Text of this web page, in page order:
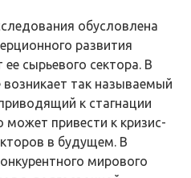
обусловлена
развития
сырьевого сектора. В
возникает так называемый
к стагнации
может привести к кризис­
в будущем. В
мирового